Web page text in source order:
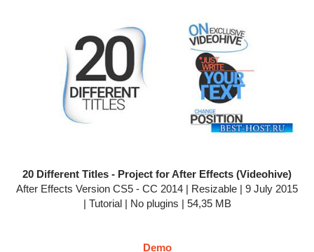
20 Different Titles - Project for After Effects (Videohive)
After Effects Version CS5 - CC 2014 | Resizable | 9 July 2015
| Tutorial | No plugins | 54,35 MB
Demo